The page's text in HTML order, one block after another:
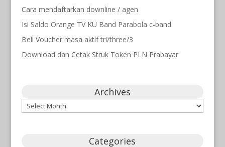
Cara mendaftarkan downline / agen
Isi Saldo Orange TV KU Band Parabola c-band
Beli Voucher masa aktif tri/three/3
Download dan Cetak Struk Token PLN Prabayar
Archives
Archives
Categories